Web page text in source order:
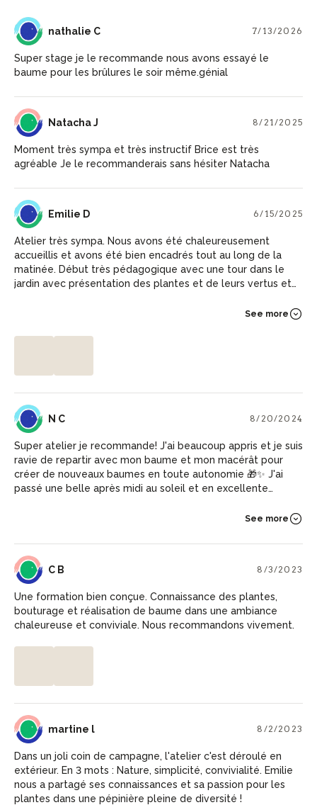
NC nathalie C 7/13/2026
Super stage je le recommande nous avons essayé le
baume pour les brûlures le soir même.génial
NJ Natacha J 8/21/2025
Moment très sympa et très instructif Brice est très
agréable Je le recommanderais sans hésiter Natacha
ED Emilie D 6/15/2025
Atelier très sympa. Nous avons été chaleureusement
accueillis et avons été bien encadrés tout au long de la
matinée. Début très pédagogique avec une tour dans le
jardin avec présentation des plantes et de leurs vertus et
besoins/envies. Le tout dans une ambiance superSee more
NC N C 8/20/2024
Super atelier je recommande! J'ai beaucoup appris et je suis
ravie de repartir avec mon baume et mon macérât pour
créer de nouveaux baumes en toute autonomie 🎁✨ J'ai
passé une belle après midi au soleil et en excellente
See more
CB C B 8/3/2023
Une formation bien conçue. Connaissance des plantes,
bouturage et réalisation de baume dans une ambiance
chaleureuse et conviviale. Nous recommandons vivement.
ML martine l 8/2/2023
Dans un joli coin de campagne, l'atelier c'est déroulé en
extérieur. En 3 mots : Nature, simplicité, convivialité. Emilie
nous a partagé ses connaissances et sa passion pour les
plantes dans une pépinière pleine de diversité !